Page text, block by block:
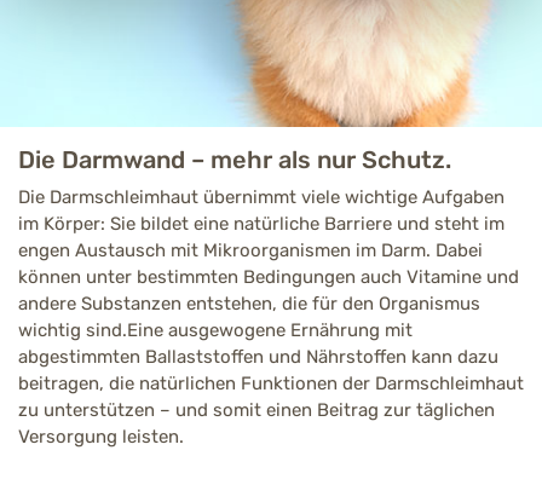
Die Darmwand – mehr als nur Schutz.
Die Darmschleimhaut übernimmt viele wichtige Aufgaben
im Körper: Sie bildet eine natürliche Barriere und steht im
engen Austausch mit Mikroorganismen im Darm. Dabei
können unter bestimmten Bedingungen auch Vitamine und
andere Substanzen entstehen, die für den Organismus
wichtig sind.Eine ausgewogene Ernährung mit
abgestimmten Ballaststoffen und Nährstoffen kann dazu
beitragen, die natürlichen Funktionen der Darmschleimhaut
zu unterstützen – und somit einen Beitrag zur täglichen
Versorgung leisten.